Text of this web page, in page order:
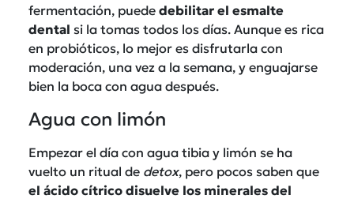
fermentación, puede debilitar el esmalte
dental si la tomas todos los días. Aunque es rica
en probióticos, lo mejor es disfrutarla con
moderación, una vez a la semana, y enguajarse
bien la boca con agua después.
Agua con limón
Empezar el día con agua tibia y limón se ha
vuelto un ritual de detox, pero pocos saben que
el ácido cítrico disuelve los minerales del